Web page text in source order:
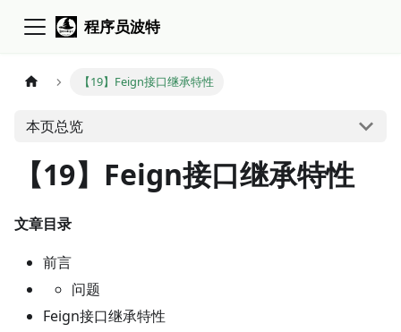
程序员波特
【19】Feign接口继承特性
本页总览
【19】Feign接口继承特性
文章目录
前言
问题
Feign接口继承特性